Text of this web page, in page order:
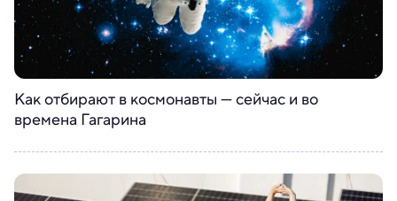
Как отбирают в космонавты — сейчас и во
времена Гагарина